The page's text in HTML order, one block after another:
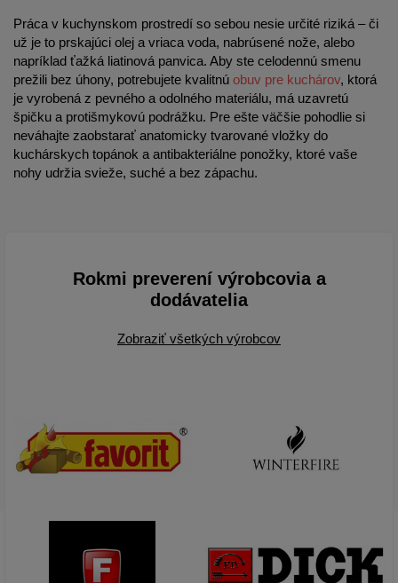
Práca v kuchynskom prostredí so sebou nesie určité riziká – či
už je to prskajúci olej a vriaca voda, nabrúsené nože, alebo
napríklad ťažká liatinová panvica. Aby ste celodennú smenu
prežili bez úhony, potrebujete kvalitnú obuv pre kuchárov, ktorá
je vyrobená z pevného a odolného materiálu, má uzavretú
špičku a protišmykovú podrážku. Pre ešte väčšie pohodlie si
neváhajte zaobstarať anatomicky tvarované vložky do
kuchárskych topánok a antibakteriálne ponožky, ktoré vaše
nohy udržia svieže, suché a bez zápachu.
Rokmi preverení výrobcovia a
dodávatelia
Zobraziť všetkých výrobcov